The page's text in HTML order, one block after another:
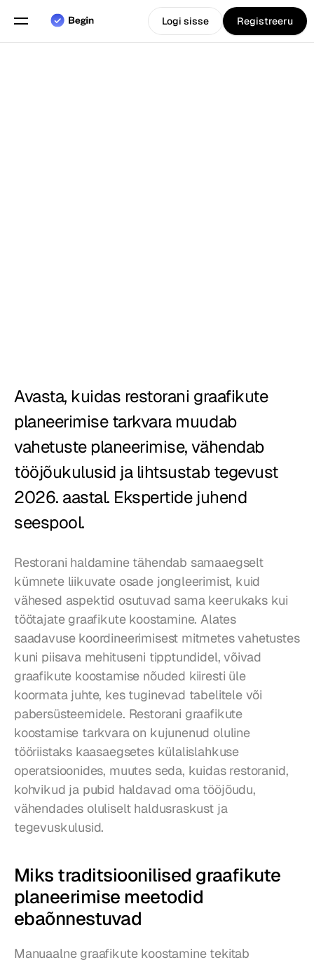
Pagariärid
Toitlustus
Hinnad
Logi sisse Registreeru
Avasta, kuidas restorani graafikute
planeerimise tarkvara muudab
vahetuste planeerimise, vähendab
tööjõukulusid ja lihtsustab tegevust
2026. aastal. Ekspertide juhend
seespool.
Restorani haldamine tähendab samaaegselt
kümnete liikuvate osade jongleerimist, kuid
vähesed aspektid osutuvad sama keerukaks kui
töötajate graafikute koostamine. Alates
saadavuse koordineerimisest mitmetes vahetustes
kuni piisava mehituseni tipptundidel, võivad
graafikute koostamise nõuded kiiresti üle
koormata juhte, kes tuginevad tabelitele või
pabersüsteemidele. Restorani graafikute
koostamise tarkvara on kujunenud oluline
tööriistaks kaasaegsetes külalislahkuse
operatsioonides, muutes seda, kuidas restoranid,
kohvikud ja pubid haldavad oma tööjõudu,
vähendades oluliselt haldusraskust ja
tegevuskulusid.
Miks traditsioonilised graafikute
planeerimise meetodid
ebaõnnestuvad
Manuaalne graafikute koostamine tekitab